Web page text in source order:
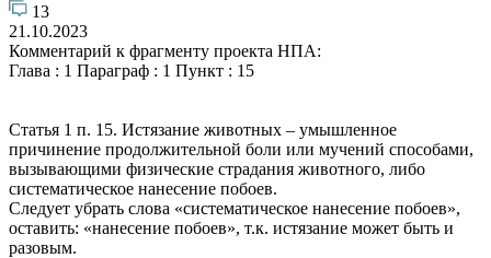
13
21.10.2023
Комментарий к фрагменту проекта НПА:
Глава : 1 Параграф : 1 Пункт : 15
Статья 1 п. 15. Истязание животных – умышленное
причинение продолжительной боли или мучений способами,
вызывающими физические страдания животного, либо
систематическое нанесение побоев.
Следует убрать слова «систематическое нанесение побоев»,
оставить: «нанесение побоев», т.к. истязание может быть и
разовым.